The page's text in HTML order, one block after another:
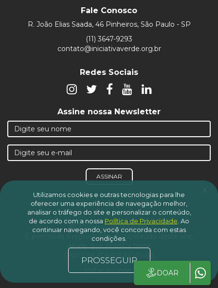
Fale Conosco
R. João Elias Saada, 46 Pinheiros, São Paulo - SP
(11) 3647-9293
contato@iniciativaverde.org.br
Redes Sociais
Assine nossa Newsletter
ASSINAR
© 2019 Iniciativa Verde.
É permitida a reprodução do conteúdo deste site,
desde que citada a fonte
CNPJ 08.606.505/0001-06
Voltar ao topo
x
Utilizamos cookies e outras tecnologias para lhe
oferecer uma experiência de navegação melhor,
analisar o tráfego do site e personalizar o conteúdo,
de acordo com a nossa Política de Privacidade Ao
continuar navegando, você concorda com estas
condições.
PROSSEGUIR
DOAR